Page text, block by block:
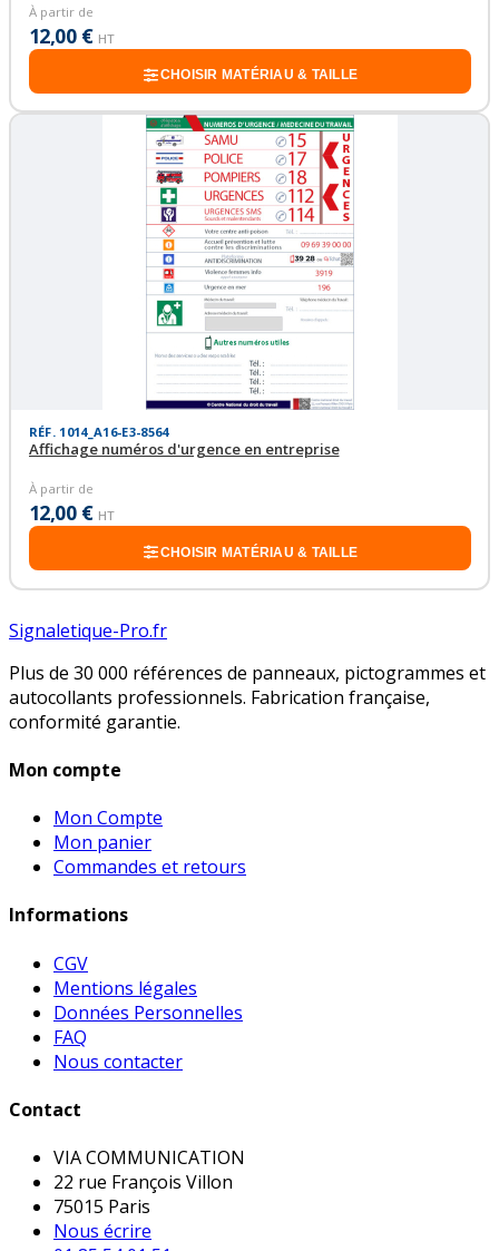
À partir de
12,00 € HT
CHOISIR MATÉRIAU & TAILLE
RÉF. 1014_A16-E3-8564
Affichage numéros d'urgence en entreprise
À partir de
12,00 € HT
CHOISIR MATÉRIAU & TAILLE
Signaletique-Pro.fr
Plus de 30 000 références de panneaux, pictogrammes et
autocollants professionnels. Fabrication française,
conformité garantie.
Mon compte
Mon Compte
Mon panier
Commandes et retours
Informations
CGV
Mentions légales
Données Personnelles
FAQ
Nous contacter
Contact
VIA COMMUNICATION
22 rue François Villon
75015 Paris
Nous écrire